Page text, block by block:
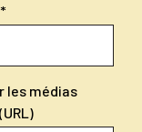
les médias